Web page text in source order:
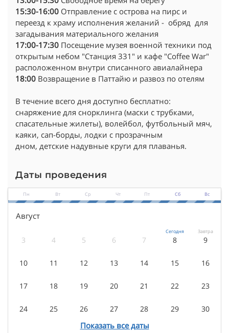
15:30-16:00 Отправление с острова на пирс и
переезд к храму исполнения желаний - обряд для
загадывания материального желания
17:00-17:30 Посещение музея военной техники под
открытым небом "Станция 331" и кафе "Coffee War"
расположенном внутри списанного авиалайнера
18:00 Возвращение в Паттайю и развоз по отелям
В течение всего дня доступно бесплатно:
снаряжение для снорклинга (маски с трубками,
спасательные жилеты), волейбол, футбольный мяч,
каяки, сап-борды, лодки с прозрачным
дном, детские надувные круги для плаванья.
Даты проведения
Пн Вт Ср Чт Пт Сб Вс
Август
3 4 5 6 7 8
Сегодня
9
Завтра
10 11 12 13 14 15 16
17 18 19 20 21 22 23
24 25 26 27 28 29 30
Показать все даты